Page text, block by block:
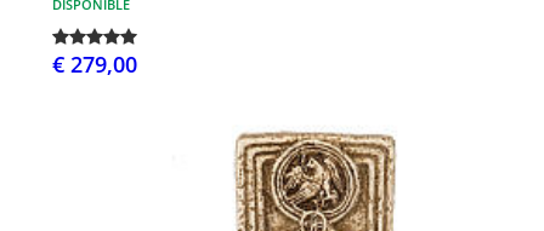
DISPONIBLE
€ 279,00